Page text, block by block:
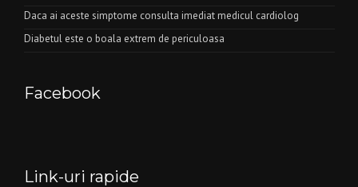
Daca ai aceste simptome consulta imediat medicul cardiolog
Diabetul este o boala extrem de periculoasa
Facebook
Link-uri rapide